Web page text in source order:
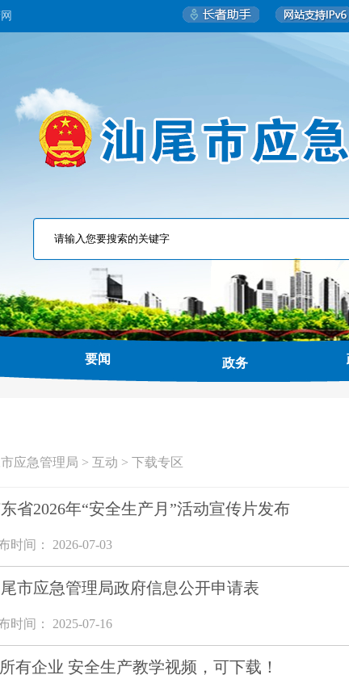
要闻 政务
应急管理局 > 互动 > 下载专区
省2026年“安全生产月”活动宣传片发布
时间： 2026-07-03
市应急管理局政府信息公开申请表
时间： 2025-07-16
有企业 安全生产教学视频，可下载！